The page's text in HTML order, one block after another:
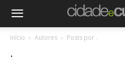
Início Autores Posts por .
.